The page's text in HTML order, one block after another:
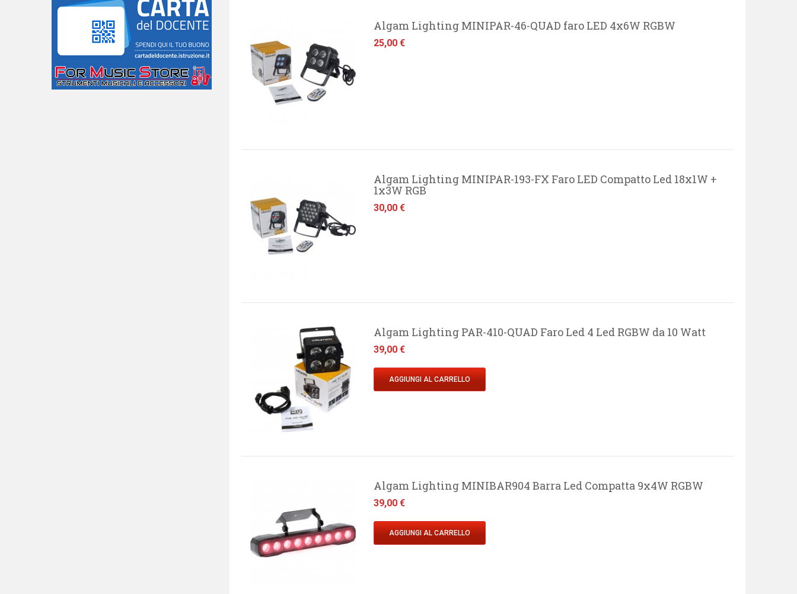
Algam Lighting MINIPAR-46-QUAD faro LED 4x6W RGBW
Prezzo
25,00 €
Algam Lighting MINIPAR-193-FX Faro LED Compatto Led 18x1W +
1x3W RGB
Prezzo
30,00 €
Algam Lighting PAR-410-QUAD Faro Led 4 Led RGBW da 10 Watt
Prezzo
39,00 €
AGGIUNGI AL CARRELLO
Algam Lighting MINIBAR904 Barra Led Compatta 9x4W RGBW
Prezzo
39,00 €
AGGIUNGI AL CARRELLO